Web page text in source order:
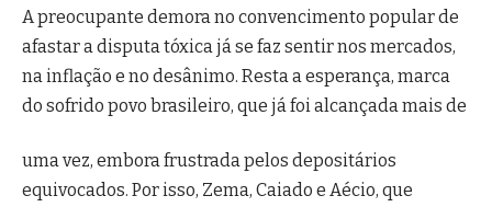
A preocupante demora no convencimento popular de
afastar a disputa tóxica já se faz sentir nos mercados,
na inflação e no desânimo. Resta a esperança, marca
do sofrido povo brasileiro, que já foi alcançada mais de
uma vez, embora frustrada pelos depositários
equivocados. Por isso, Zema, Caiado e Aécio, que